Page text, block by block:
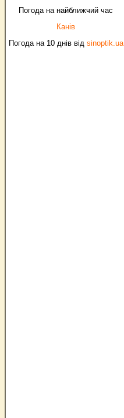
Погода на найближчий час
Канів
Погода на 10 днів від sinoptik.ua